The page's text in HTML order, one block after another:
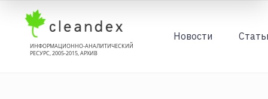
ИНФОРМАЦИОННО-АНАЛИТИЧЕСКИЙ
РЕСУРС, 2005-2015, АРХИВ
Новости